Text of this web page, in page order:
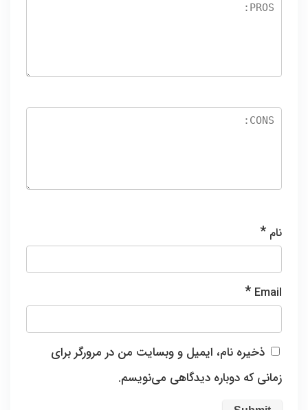
نام *
Email
*
ذخیره نام، ایمیل و وبسایت من در مرورگر برای
زمانی که دوباره دیدگاهی می‌نویسم.